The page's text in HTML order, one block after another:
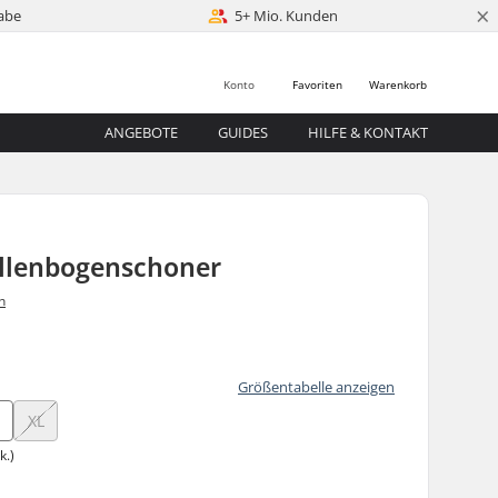
5+ Mio. Kunden ×
Warenkorb
Favoriten
Konto
ANGEBOTE GUIDES HILFE & KONTAKT
Größentabelle anzeigen
XL